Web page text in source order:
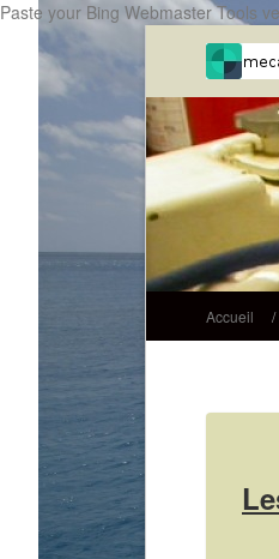
Paste your Bing Webmaster Tools
Accueil /